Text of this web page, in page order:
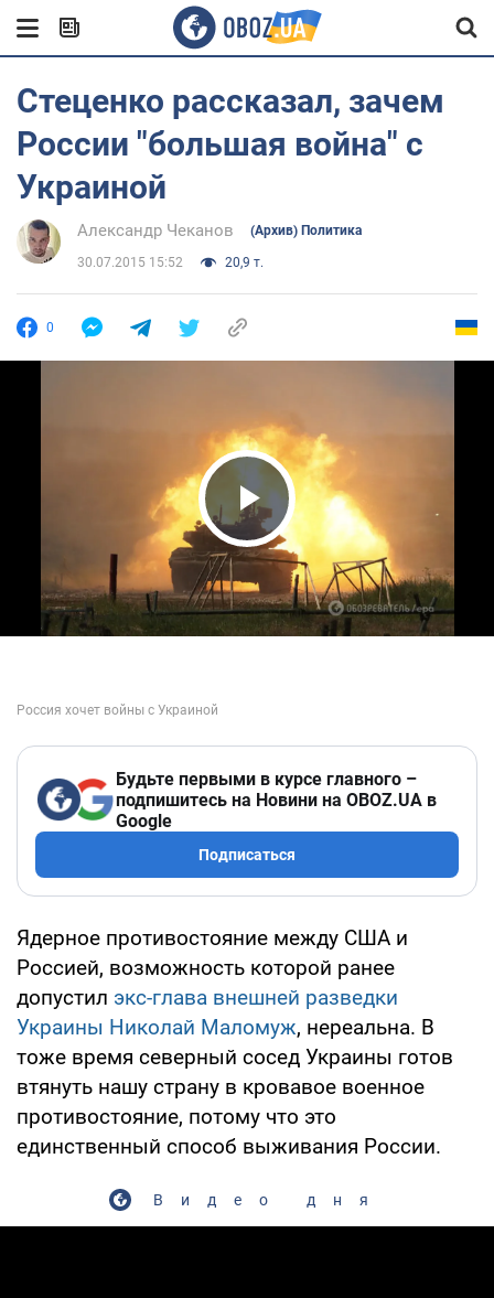
Стеценко рассказал, зачем
России "большая война" с
Украиной
Александр Чеканов (Архив) Политика
30.07.2015 15:52 20,9 т.
0
Play Video
Будьте первыми в курсе главного –
подпишитесь на Новини на OBOZ.UA в
Google
Подписаться
Ядерное противостояние между США и
Россией, возможность которой ранее
допустил экс-глава внешней разведки
Украины Николай Маломуж, нереальна. В
тоже время северный сосед Украины готов
втянуть нашу страну в кровавое военное
противостояние, потому что это
единственный способ выживания России.
Видео дня